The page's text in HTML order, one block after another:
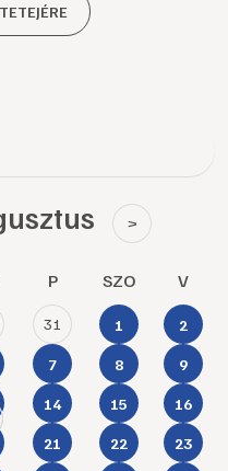
>
P SZO V
31 1 2
7 8 9
14 15 16
21 22 23